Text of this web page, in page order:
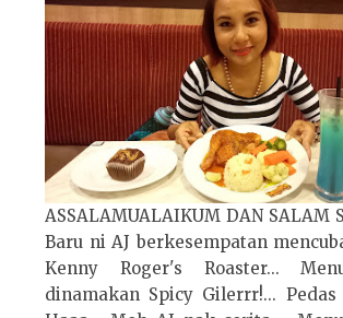
ASSALAMUALAIKUM DAN SALAM
Baru ni AJ berkesempatan
Kenny Roger's Roaster...
dinamakan Spicy Gilerrr!... Pedas